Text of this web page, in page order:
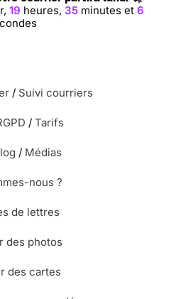
19 heures,35 minutes et5
/ Suivi courriers
/ Tarifs
/ Médias
nous ?
de lettres
des photos
des cartes